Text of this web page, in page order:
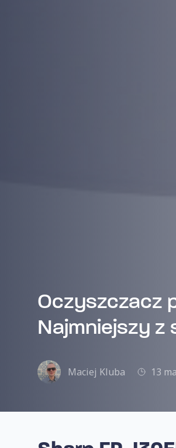
Oczyszczacz
Najmniejszy z
Maciej Kluba 13